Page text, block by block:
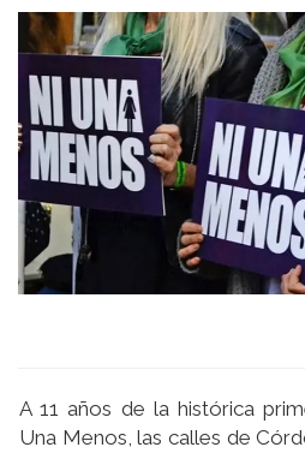
A 11 años de la histórica
Una Menos, las calles de